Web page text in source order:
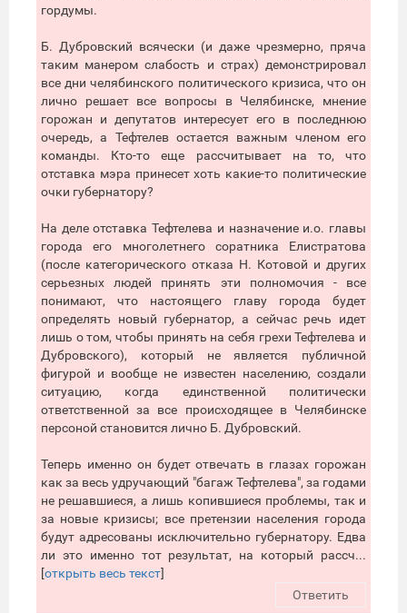
гордумы.
Б. Дубровский всячески (и даже чрезмерно, пряча
таким манером слабость и страх) демонстрировал
все дни челябинского политического кризиса, что он
лично решает все вопросы в Челябинске, мнение
горожан и депутатов интересует его в последнюю
очередь, а Тефтелев остается важным членом его
команды. Кто-то еще рассчитывает на то, что
отставка мэра принесет хоть какие-то политические
очки губернатору?
На деле отставка Тефтелева и назначение и.о. главы
города его многолетнего соратника Елистратова
(после категорического отказа Н. Котовой и других
серьезных людей принять эти полномочия - все
понимают, что настоящего главу города будет
определять новый губернатор, а сейчас речь идет
лишь о том, чтобы принять на себя грехи Тефтелева и
Дубровского), который не является публичной
фигурой и вообще не известен населению, создали
ситуацию, когда единственной политически
ответственной за все происходящее в Челябинске
персоной становится лично Б. Дубровский.
Теперь именно он будет отвечать в глазах горожан
как за весь удручающий "багаж Тефтелева", за годами
не решавшиеся, а лишь копившиеся проблемы, так и
за новые кризисы; все претензии населения города
будут адресованы исключительно губернатору. Едва
ли это именно тот результат, на который рассч...
[открыть весь текст]
Ответить